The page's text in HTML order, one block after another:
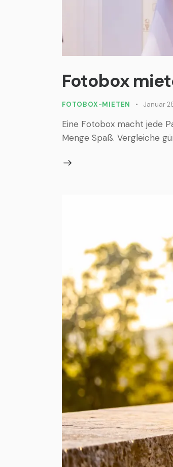
Fotobox
FOTOBOX-MIETEN Januar
Eine Fotobox macht jede
Menge Spaß. Vergleiche